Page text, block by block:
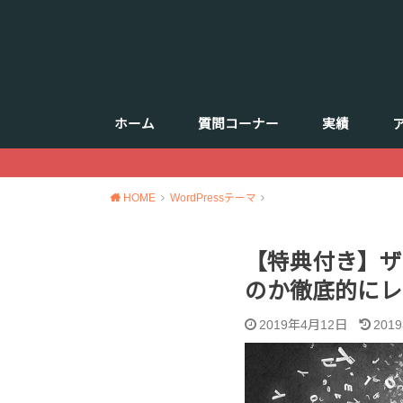
ホーム 質問コーナー 実績
HOME WordPressテーマ
【特典付き】
のか徹底的に
2019年4月12日